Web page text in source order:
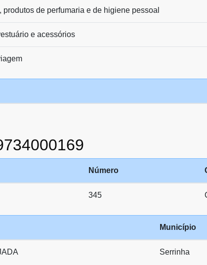
de perfumaria e de higiene pessoal
e acessórios
Número
345
Município
Serrinha